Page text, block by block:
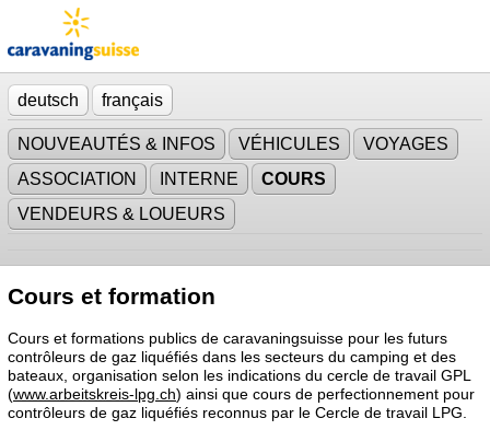
deutsch français
NOUVEAUTÉS & INFOS VÉHICULES
VOYAGES
ASSOCIATION
INTERNE
COURS
VENDEURS & LOUEURS
Cours et formation
Cours et formations publics de caravaningsuisse pour les futurs
contrôleurs de gaz liquéfiés dans les secteurs du camping et des
bateaux, organisation selon les indications du cercle de travail GPL
(www.arbeitskreis-lpg.ch) ainsi que cours de perfectionnement pour
contrôleurs de gaz liquéfiés reconnus par le Cercle de travail LPG.